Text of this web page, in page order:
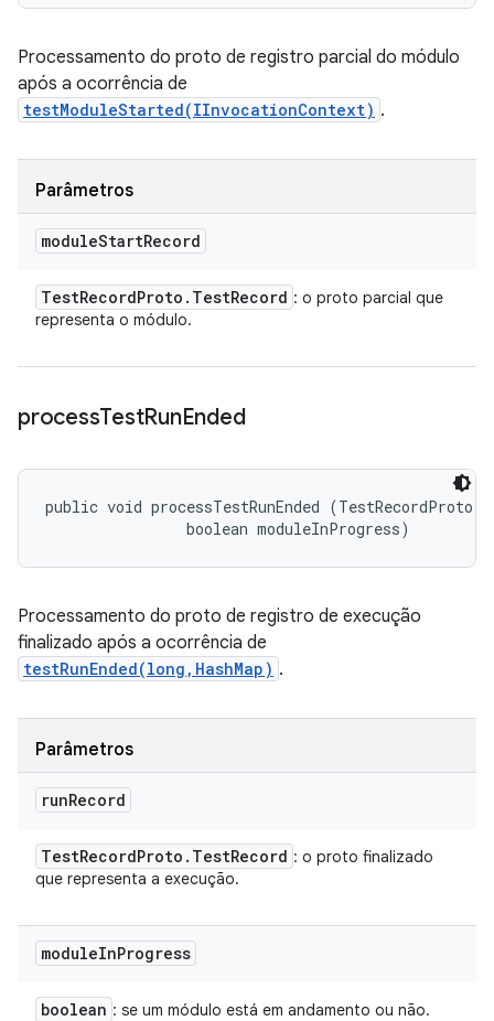
Processamento do proto de registro parcial do módulo
após a ocorrência de
testModuleStarted(IInvocationContext) .
Parâmetros
moduleStartRecord
TestRecordProto . TestRecord : o proto parcial que
representa o módulo.
processTestRunEnded
public void processTestRunEnded
                boolean moduleInProgress)
Processamento do proto de registro de execução
finalizado após a ocorrência de
testRunEnded(long,HashMap) .
Parâmetros
runRecord
TestRecordProto . TestRecord : o proto finalizado
que representa a execução.
moduleInProgress
boolean : se um módulo está em andamento ou não.